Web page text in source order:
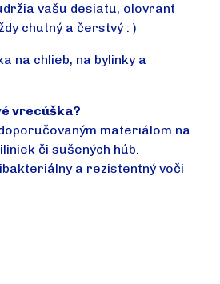
vašu desiatu, olovrant
chutný a čerstvý : )
na chlieb, na bylinky a
vrecúška?
materiálom na
či sušených húb.
a rezistentný voči